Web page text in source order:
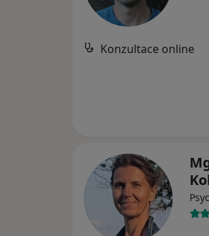
Konzultace online